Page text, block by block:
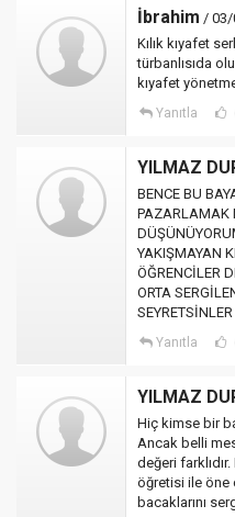
İbrahim / 03/
Kılık kıyafet
türbanlısıda
kıyafet
Yanıtla
YILMAZ
BENCE BU
PAZARLAMAK
YAKIŞMAYAN
ÖĞRENCİLER
ORTA
SEYRETSİNLER
Yanıtla
YILMAZ
Hiç kimse bir
Ancak belli
değeri
öğretisi ile öne
bacaklarını